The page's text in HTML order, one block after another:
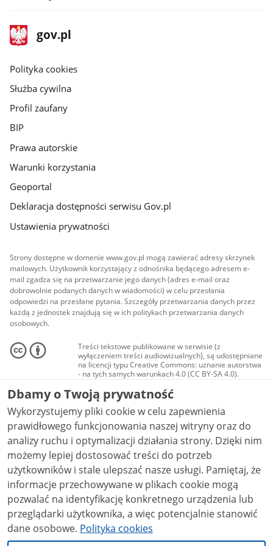
stopka
gov.pl
Strona
gov.pl
gov.pl
Polityka cookies
Służba cywilna
Profil zaufany
BIP
Prawa autorskie
Warunki korzystania
Geoportal
Deklaracja dostępności serwisu Gov.pl
Ustawienia prywatności
Strony dostępne w domenie www.gov.pl mogą zawierać adresy skrzynek
mailowych. Użytkownik korzystający z odnośnika będącego adresem e-
mail zgadza się na przetwarzanie jego danych (adres e-mail oraz
dobrowolnie podanych danych w wiadomości) w celu przesłania
odpowiedzi na przesłane pytania. Szczegóły przetwarzania danych przez
każdą z jednostek znajdują się w ich politykach przetwarzania danych
osobowych.
Treści tekstowe publikowane w serwisie (z
wyłączeniem treści audiowizualnych), są udostępniane
na licencji typu Creative Commons: uznanie autorstwa
- na tych samych warunkach 4.0 (CC BY-SA 4.0).
Materiały audiowizualne, w tym zdjęcia, materiały
audio i wideo, są udostępniane na licencji typu
Creative Commons: uznanie autorstwa użycie
niekomercyjne - bez utworów zależnych 4.0 (CC BY-
NC-ND 4.0), o ile nie jest to stwierdzone inaczej.
Dbamy o Twoją prywatność
Wykorzystujemy pliki cookie w celu zapewnienia
prawidłowego funkcjonowania naszej witryny oraz do
analizy ruchu i optymalizacji działania strony. Dzięki nim
możemy lepiej dostosować treści do potrzeb
użytkowników i stale ulepszać nasze usługi. Pamiętaj, że
informacje przechowywane w plikach cookie mogą
pozwalać na identyfikację konkretnego urządzenia lub
przeglądarki użytkownika, a więc potencjalnie stanowić
dane osobowe. Polityka cookies